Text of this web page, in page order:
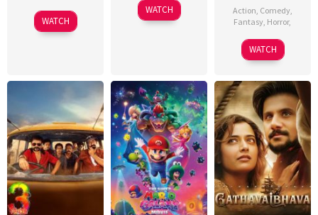
WATCH
WATCH Action, Comedy,
Fantasy, Horror,
WATCH